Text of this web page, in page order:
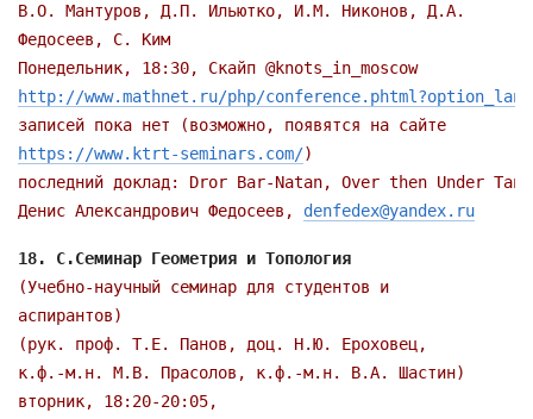
В.О. Мантуров, Д.П. Ильютко, И.М. Никонов, Д.А.
http://www.mathnet.ru/php/
https://www.ktrt-seminars.com/
Денис Александрович Федосеев, denfedex@yandex.ru
(Учебно-научный семинар для студентов и
(рук. проф. Т.Е. Панов, доц. Н.Ю. Ероховец,